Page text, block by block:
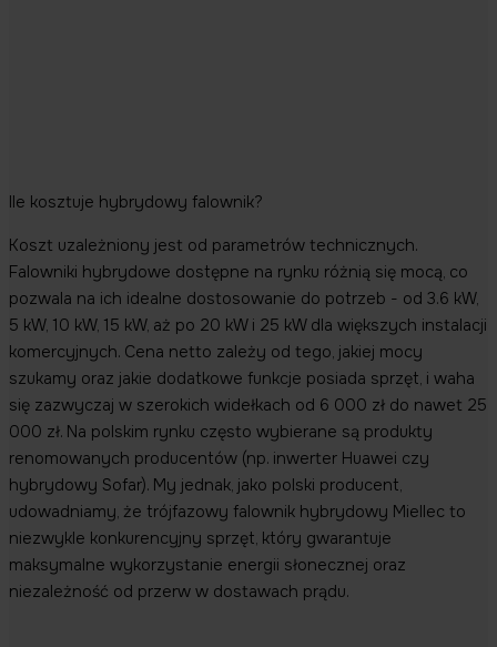
Ile kosztuje hybrydowy falownik?
Koszt uzależniony jest od parametrów technicznych.
Falowniki hybrydowe dostępne na rynku różnią się mocą, co
pozwala na ich idealne dostosowanie do potrzeb - od 3.6 kW,
5 kW, 10 kW, 15 kW, aż po 20 kW i 25 kW dla większych instalacji
komercyjnych. Cena netto zależy od tego, jakiej mocy
szukamy oraz jakie dodatkowe funkcje posiada sprzęt, i waha
się zazwyczaj w szerokich widełkach od 6 000 zł do nawet 25
000 zł. Na polskim rynku często wybierane są produkty
renomowanych producentów (np. inwerter Huawei czy
hybrydowy Sofar). My jednak, jako polski producent,
udowadniamy, że trójfazowy falownik hybrydowy Miellec to
niezwykle konkurencyjny sprzęt, który gwarantuje
maksymalne wykorzystanie energii słonecznej oraz
niezależność od przerw w dostawach prądu.